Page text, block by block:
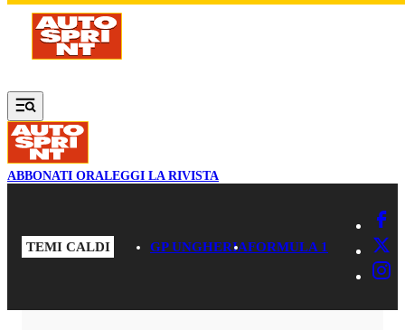
Vai al contenuto principale
ABBONATI ORALEGGI LA RIVISTA
TEMI CALDI GP UNGHERIAFORMULA 1